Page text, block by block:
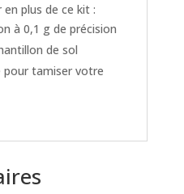
plus de ce kit :
à 0,1 g de précision
de sol
pour tamiser votre